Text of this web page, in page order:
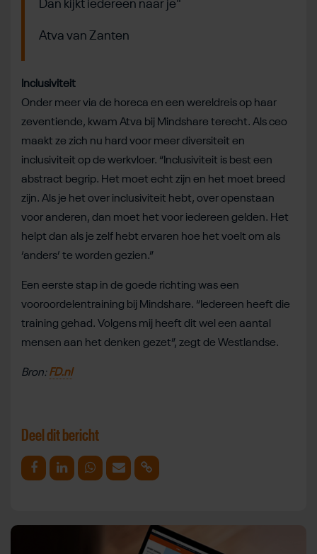
Dan kijkt iedereen naar je"
Atva van Zanten
Inclusiviteit
Onder meer via de horeca en een wereldreis op haar
zeventiende, kwam Atva bij Mindshare terecht. Als ceo
maakt ze zich nu hard voor meer diversiteit en
inclusiviteit op de werkvloer. “Inclusiviteit is best een
abstract begrip. Het moet echt zijn en het moet breed
zijn. Als je het over inclusiviteit hebt, over openstaan
voor anderen, dan moet het voor iedereen gelden. Het
helpt dan als je zelf hebt ervaren hoe het voelt om als
‘anders’ te worden gezien.”
Een eerste stap in de goede richting was een
vooroordelentraining bij Mindshare. “Iedereen heeft die
training gehad. Volgens mij heeft dit wel een aantal
mensen aan het denken gezet”, zegt de Westlandse.
Bron:FD.nl
Deel dit bericht
Deel op Facebook
Deel op LinkedinDeel op Whatsapp
Mail link Kopieer link